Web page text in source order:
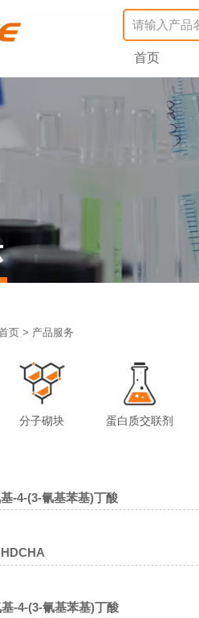
首页
页> 产品服务
分子砌块 蛋白质交联剂
-4-(3-氰基苯基)丁酸
-4-(3-氰基苯基)丁酸